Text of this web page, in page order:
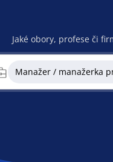
Jaké obory, profese či
Manažer / manažerka